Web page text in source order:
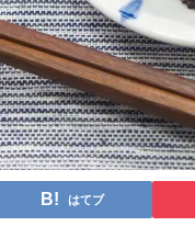
はてブ